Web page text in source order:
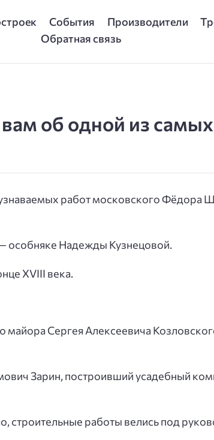
События Производители
Обратная связь
об одной из
работ московского Фёдора
особняке Надежды Кузнецовой.
XVIII века.
Сергея Алексеевича
Зарин, построивший усадебный
строительные работы велись под